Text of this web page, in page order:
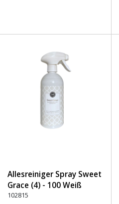
Allesreiniger Spray Sweet
Grace (4) - 100 Weiß
102815